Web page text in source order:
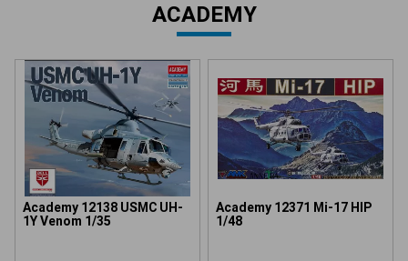
ACADEMY
Academy 12138 USMC UH-
1Y Venom 1/35
Academy 12371 Mi-17 HIP
1/48